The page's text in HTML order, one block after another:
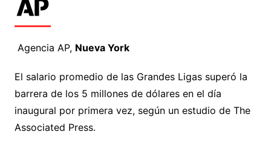
Agencia AP, Nueva York
El salario promedio de las Grandes Ligas superó la
barrera de los 5 millones de dólares en el día
inaugural por primera vez, según un estudio de The
Associated Press.